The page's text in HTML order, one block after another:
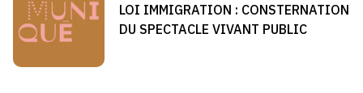
LOI IMMIGRATION : CONSTERNATION
DU SPECTACLE VIVANT PUBLIC